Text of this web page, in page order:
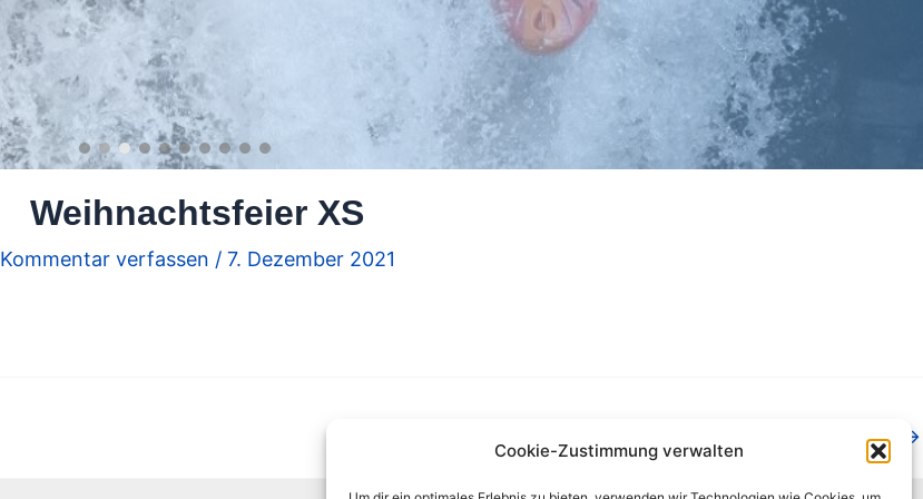
Cookie-Zustimmung verwalten
Weihnachtsfeier XS
Kommentar verfassen / 7. Dezember 2021
Nächster Beitrag →